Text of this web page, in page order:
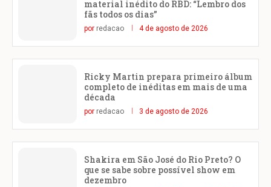
material inédito do RBD: “Lembro dos
fãs todos os dias”
por redacao 4 de agosto de 2026
Ricky Martin prepara primeiro álbum
completo de inéditas em mais de uma
década
por redacao 3 de agosto de 2026
Shakira em São José do Rio Preto? O
que se sabe sobre possível show em
dezembro